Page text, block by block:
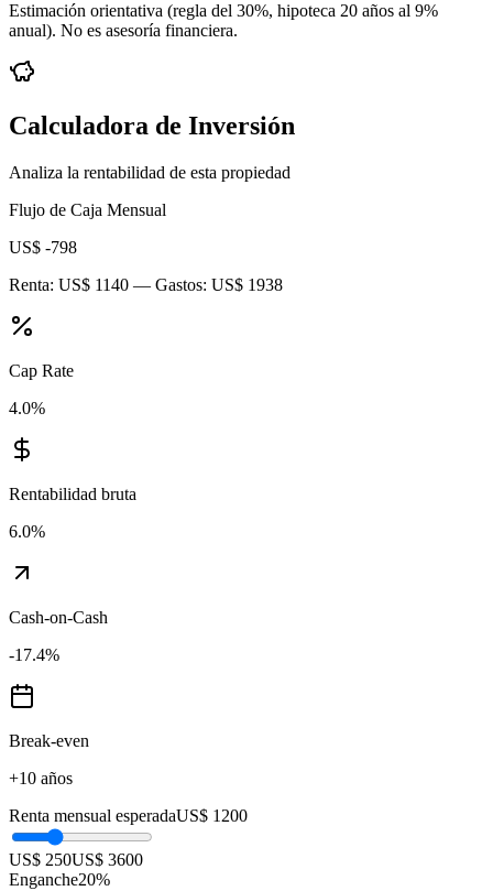
Estimación orientativa (regla del 30%, hipoteca 20 años al 9%
anual). No es asesoría financiera.
Calculadora de Inversión
Analiza la rentabilidad de esta propiedad
Flujo de Caja Mensual
US$ -798
Renta: US$ 1140 — Gastos: US$ 1938
Cap Rate
4.0%
Rentabilidad bruta
6.0%
Cash-on-Cash
-17.4%
Break-even
+10 años
Renta mensual esperadaUS$ 1200
US$ 250US$ 3600
Enganche20%